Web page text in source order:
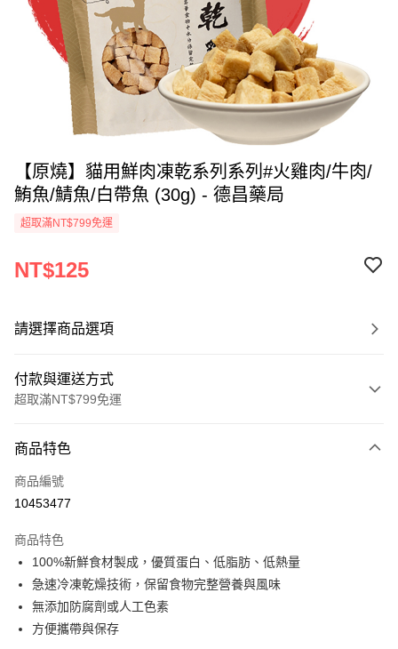
【原燒】貓用鮮肉凍乾系列系列#火雞肉/牛肉/
鮪魚/鯖魚/白帶魚 (30g) - 德昌藥局
超取滿NT$799免運
NT$125
請選擇商品選項
付款與運送方式
超取滿NT$799免運
信用卡一次付款
超商取貨付款
Apple Pay
街口支付
悠遊付
商品特色
商品編號
10453477
商品特色
100%新鮮食材製成，優質蛋白、低脂肪、低熱量
急速冷凍乾燥技術，保留食物完整營養與風味
無添加防腐劑或人工色素
方便攜帶與保存